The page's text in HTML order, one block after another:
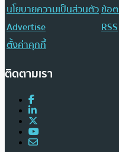
นโยบายความเป็นส่วนตัวข้อ
Advertise
RSS
ตั้งค่าคุกกี้
ติดตามเรา